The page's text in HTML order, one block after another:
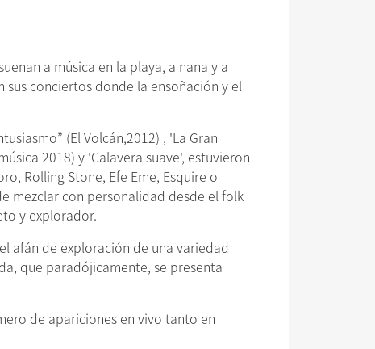
a música en la playa, a nana y a
conciertos donde la ensoñación y el
(El Volcán,2012) , 'La Gran
2018) y 'Calavera suave', estuvieron
Rolling Stone, Efe Eme, Esquire o
mezclar con personalidad desde el folk
y explorador.
afán de exploración de una variedad
que paradójicamente, se presenta
de apariciones en vivo tanto en